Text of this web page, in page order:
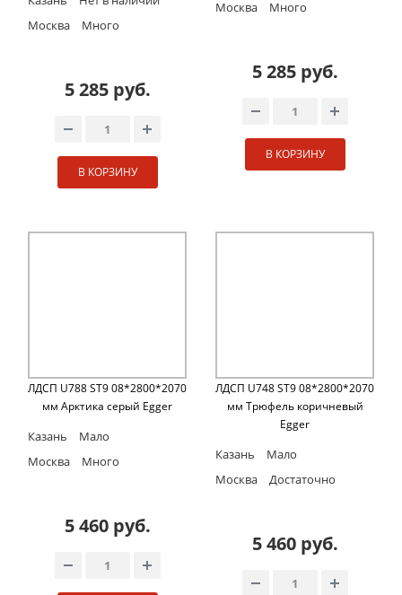
Москва
Много
5 285 руб.
В КОРЗИНУ
Москва
Много
5 285 руб.
В КОРЗИНУ
ЛДСП U788 ST9 08*2800*2070
мм Арктика серый Egger
Казань
Мало
Москва
Много
5 460 руб.
ЛДСП U748 ST9 08*2800*2070
мм Трюфель коричневый
Egger
Казань
Мало
Москва
Достаточно
5 460 руб.